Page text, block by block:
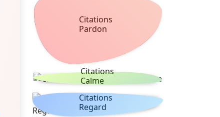
Citations
Pardon
Citations
Calme
Citations
Regard